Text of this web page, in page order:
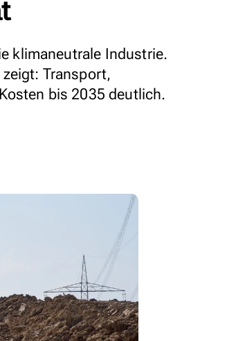
klimaneutrale Industrie.
Transport,
bis 2035 deutlich.